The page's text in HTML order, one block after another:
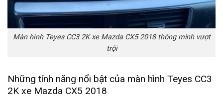
Màn hình Teyes CC3 2K xe Mazda CX5 2018 thông minh vượt
trội
Những tính năng nổi bật của màn hình Teyes CC3
2K xe Mazda CX5 2018